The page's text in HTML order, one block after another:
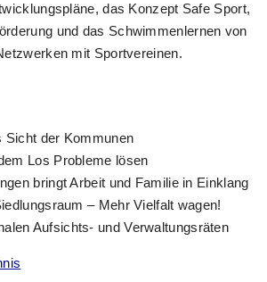
das Konzept Safe Sport,
und das Schwimmenlernen von
mit Sportvereinen.
Sicht der Kommunen
Los Probleme lösen
bringt Arbeit und Familie in Einklang
– Mehr Vielfalt wagen!
Aufsichts- und Verwaltungsräten